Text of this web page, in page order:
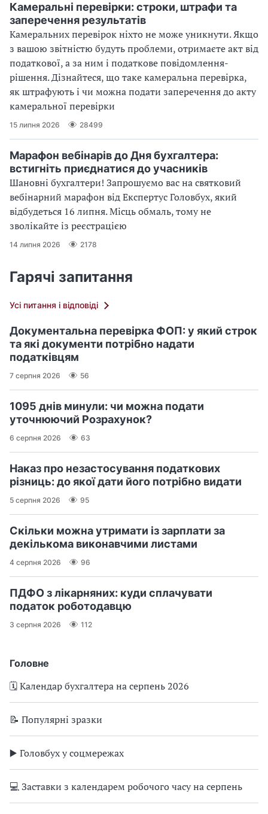
Головне
🗓️ Календар бухгалтера на серпень 2026
📝 Популярні зразки
▶️ Головбух у соцмережах
💻 Заставки з календарем робочого часу на серпень
Камеральні перевірки: строки, штрафи та
заперечення результатів
Камеральних перевірок ніхто не може уникнути. Якщо
з вашою звітністю будуть проблеми, отримаєте акт від
податкової, а за ним і податкове повідомлення-
рішення. Дізнайтеся, що таке камеральна перевірка,
як штрафують і чи можна подати заперечення до акту
камеральної перевірки
15 липня 2026 28499
Марафон вебінарів до Дня бухгалтера:
встигніть приєднатися до учасників
Шановні бухгалтери! Запрошуємо вас на святковий
вебінарний марафон від Експертус Головбух, який
відбудеться 16 липня. Місць обмаль, тому не
зволікайте із реєстрацією
14 липня 2026 2178
Гарячі запитання
Усі питання і відповіді
Документальна перевірка ФОП: у який строк
та які документи потрібно надати
податківцям
7 серпня 2026 56
1095 днів минули: чи можна подати
уточнюючий Розрахунок?
6 серпня 2026 63
Наказ про незастосування податкових
різниць: до якої дати його потрібно видати
5 серпня 2026 95
Скільки можна утримати із зарплати за
декількома виконавчими листами
4 серпня 2026 96
ПДФО з лікарняних: куди сплачувати
податок роботодавцю
3 серпня 2026 112